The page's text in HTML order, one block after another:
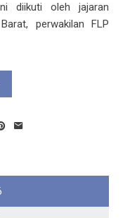
diikuti oleh jajaran
perwakilan FLP